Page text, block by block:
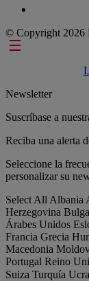
© Copyright 2026
Footer links
Newsletter
Suscríbase a
Reciba una alerta
Seleccione la
personalizar su
Select All Albania
Herzegovina
Árabes Unidos
Francia Grecia
Macedonia
Portugal Reino
Suiza Turquía